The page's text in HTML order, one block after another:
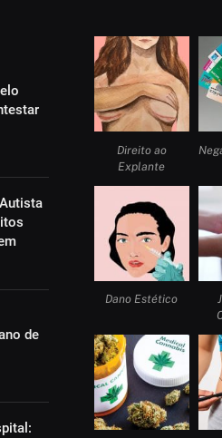
de
Direito ao
Explante
Dano Estético